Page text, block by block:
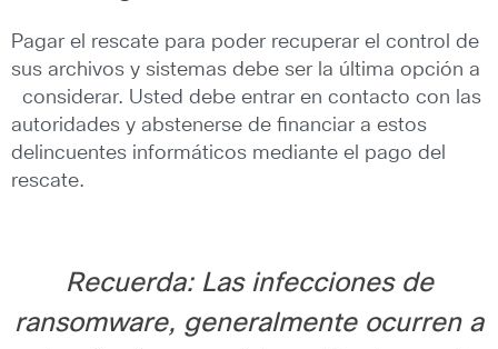
Pagar el rescate para poder recuperar el control de
sus archivos y sistemas debe ser la última opción a
considerar. Usted debe entrar en contacto con las
autoridades y abstenerse de financiar a estos
delincuentes informáticos mediante el pago del
rescate.
Recuerda: Las infecciones de
ransomware, generalmente ocurren a